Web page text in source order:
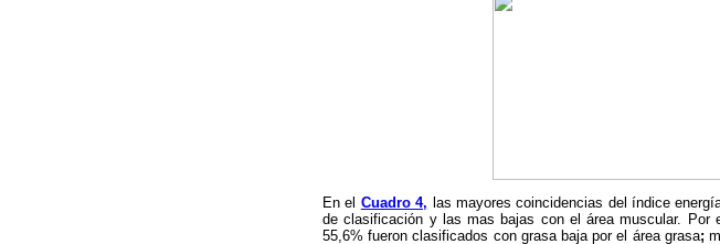
En el Cuadro 4, las mayores coincidencias del índice
de clasificación y las mas bajas con el área muscular. Por
55,6% fueron clasificados con grasa baja por el área grasa;